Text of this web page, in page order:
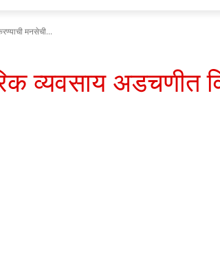
मनसेची...
व्यवसाय अडचणीत